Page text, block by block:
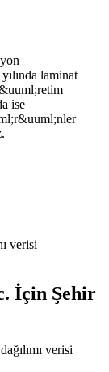
laminat
ise
verisi
İçin Şehir
verisi